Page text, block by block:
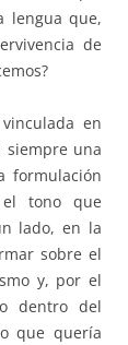
lengua que,
de
en
siempre una
formulación
tono que
lado, en la
sobre el
y, por el
dentro del
que quería